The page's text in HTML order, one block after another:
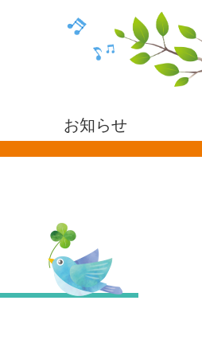
お知らせ